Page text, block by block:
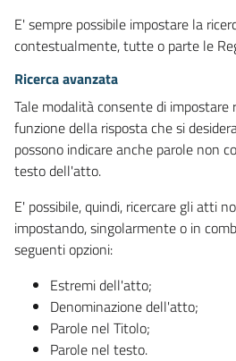
E' sempre possibile impostare la
contestualmente, tutte o parte le
Ricerca avanzata
Tale modalità consente di impostare
funzione della risposta che si
possono indicare anche parole non
testo dell'atto.
E' possibile, quindi, ricercare gli atti
impostando, singolarmente o in
seguenti opzioni:
Estremi dell'atto;
Denominazione dell'atto;
Parole nel Titolo;
Parole nel testo.